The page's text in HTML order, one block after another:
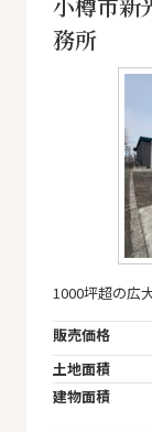
務所
1000坪超の広
販売価格
土地面積
建物面積